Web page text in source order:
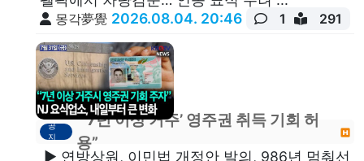
몽각夢覺 2026.08.04. 20:46 1 291
공
지
“‘7년 이상 거주’ 영주권 취득 기회 허
용”
▶ 연방상원, 이민법 개정안 발의, 986년 멈춰선